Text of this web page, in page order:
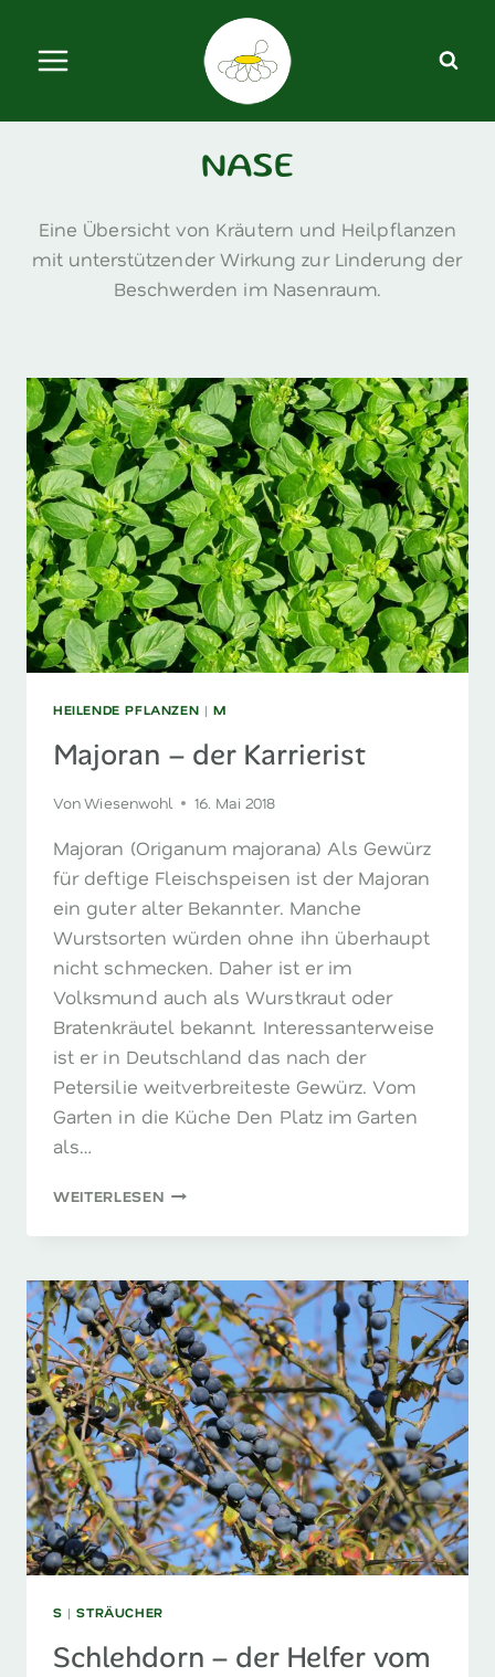
springen
NASE
Eine Übersicht von Kräutern und Heilpflanzen
mit unterstützender Wirkung zur Linderung der
Beschwerden im Nasenraum.
HEILENDE PFLANZEN | M
Majoran – der Karrierist
Von Wiesenwohl 16. Mai 2018
Majoran (Origanum majorana) Als Gewürz
für deftige Fleischspeisen ist der Majoran
ein guter alter Bekannter. Manche
Wurstsorten würden ohne ihn überhaupt
nicht schmecken. Daher ist er im
Volksmund auch als Wurstkraut oder
Bratenkräutel bekannt. Interessanterweise
ist er in Deutschland das nach der
Petersilie weitverbreiteste Gewürz. Vom
Garten in die Küche Den Platz im Garten
als…
WEITERLESENMAJORAN
DER
S |STRÄUCHER
Schlehdorn – der Helfer vom